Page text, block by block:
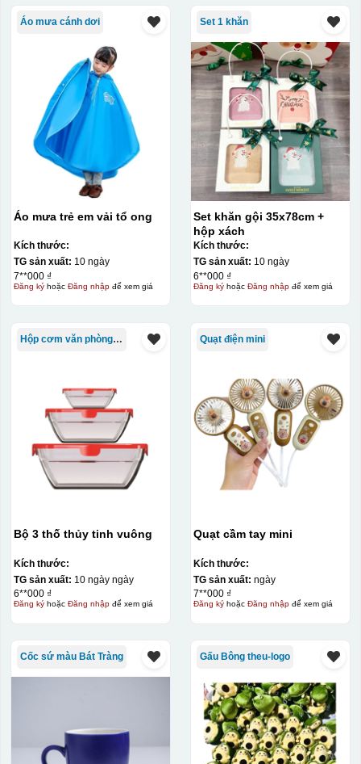
Chén sau khi được dán xong (chưa nung)
Áo mưa cánh dơi
Áo mưa trẻ em vải tổ ong
Kích thước:
TG sản xuất: 10 ngày
7**000 ₫
Đăng kýhoặc Đăng nhậpđể xem giá
Set 1 khăn
Set khăn gội 35x78cm +
hộp xách
Kích thước:
TG sản xuất: 10 ngày
6**000 ₫
Đăng kýhoặc Đăng nhậpđể xem giá
Hộp cơm văn phòng Trung Quốc
Bộ 3 thố thủy tinh vuông
Kích thước:
TG sản xuất: 10 ngày ngày
6**000 ₫
Đăng kýhoặc Đăng nhậpđể xem giá
Quạt điện mini
Quạt cầm tay mini
Kích thước:
TG sản xuất: ngày
7**000 ₫
Đăng kýhoặc Đăng nhậpđể xem giá
Cốc sứ màu Bát Tràng Gấu Bông theu-logo